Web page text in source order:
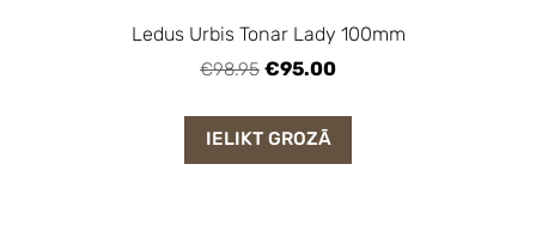
Ledus Urbis Tonar Lady 100mm
€98.95 €95.00
IELIKT GROZĀ